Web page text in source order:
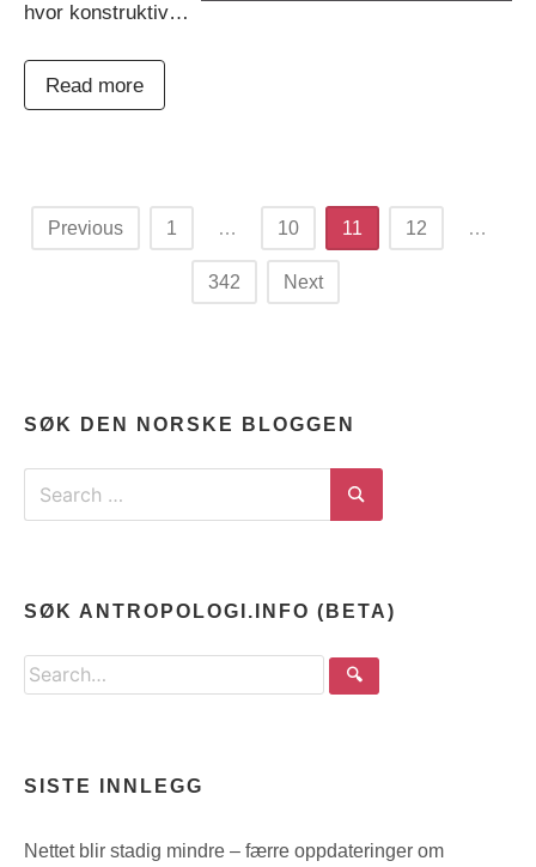
hvor konstruktiv…
Read more
Posts
Previous 1 … 10 11 12 …
342 Next
SØK DEN NORSKE BLOGGEN
Search
SØK ANTROPOLOGI.INFO (BETA)
Search
the
🔍
SISTE INNLEGG
Nettet blir stadig mindre – færre oppdateringer om